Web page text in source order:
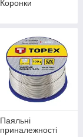
Коронки
Паяльні
приналежності